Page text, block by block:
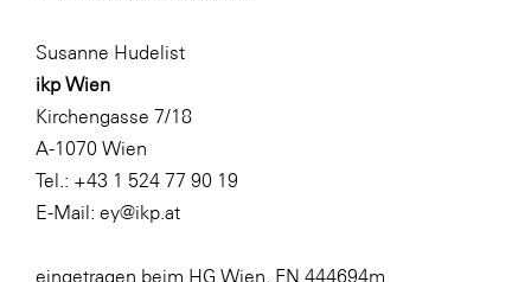
Susanne Hudelist
ikp Wien
Kirchengasse 7/18
A-1070 Wien
Tel.: +43 1 524 77 90 19
E-Mail: ey@ikp.at
eingetragen beim HG Wien, FN 444694m